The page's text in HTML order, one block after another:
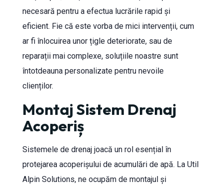
necesară pentru a efectua lucrările rapid și
eficient. Fie că este vorba de mici intervenții, cum
ar fi înlocuirea unor țigle deteriorate, sau de
reparații mai complexe, soluțiile noastre sunt
întotdeauna personalizate pentru nevoile
clienților.
Montaj Sistem Drenaj
Acoperiș
Sistemele de drenaj joacă un rol esențial în
protejarea acoperișului de acumulări de apă. La Util
Alpin Solutions, ne ocupăm de montajul și